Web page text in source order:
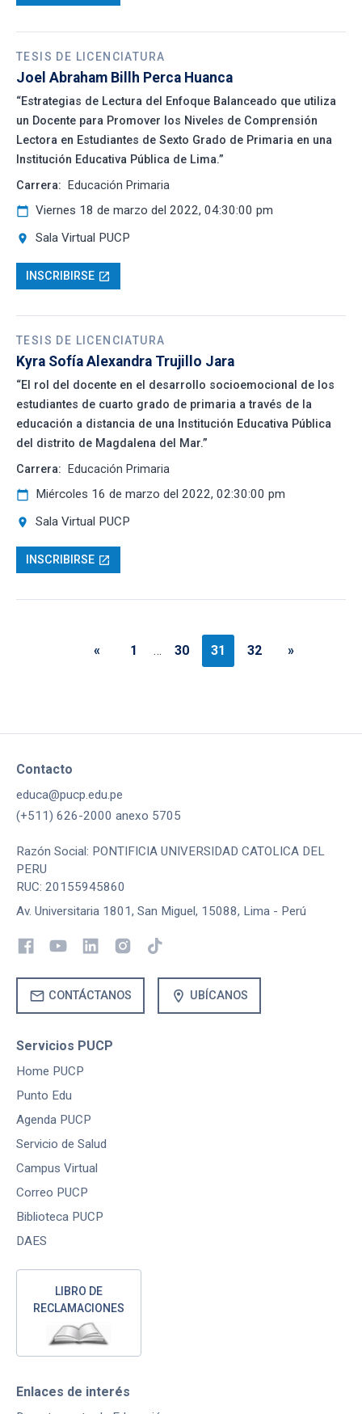
TESIS DE LICENCIATURA
Joel Abraham Billh Perca Huanca
“Estrategias de Lectura del Enfoque Balanceado que utiliza
un Docente para Promover los Niveles de Comprensión
Lectora en Estudiantes de Sexto Grado de Primaria en una
Institución Educativa Pública de Lima.”
Carrera:
Educación Primaria
calendar_today Viernes 18 de marzo del 2022, 04:30:00 pm
location_on Sala Virtual PUCP
INSCRIBIRSE open_in_new
TESIS DE LICENCIATURA
Kyra Sofía Alexandra Trujillo Jara
“El rol del docente en el desarrollo socioemocional de los
estudiantes de cuarto grado de primaria a través de la
educación a distancia de una Institución Educativa Pública
del distrito de Magdalena del Mar.”
Carrera:
Educación Primaria
calendar_today Miércoles 16 de marzo del 2022, 02:30:00 pm
location_on Sala Virtual PUCP
INSCRIBIRSE open_in_new
« 1 … 30 31 32 »
Contacto
educa@pucp.edu.pe
(+511) 626-2000 anexo 5705
Razón Social: PONTIFICIA UNIVERSIDAD CATOLICA DEL
PERU
RUC: 20155945860
Av. Universitaria 1801, San Miguel, 15088, Lima - Perú
mail CONTÁCTANOS location_on UBÍCANOS
Servicios PUCP
Home PUCP
Punto Edu
Agenda PUCP
Servicio de Salud
Campus Virtual
Correo PUCP
Biblioteca PUCP
DAES
LIBRO DE
RECLAMACIONES
Enlaces de interés